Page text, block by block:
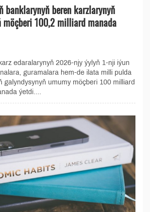
banklarynyň beren karzlarynyň
möçberi 100,2 milliard manada
edaralarynyň 2026-njy ýylyň 1-nji iýun
guramalara hem-de ilata milli pulda
galyndysynyň umumy möçberi 100 milliard
ýetdi....